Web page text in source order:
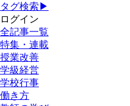
タグ検索▶
ログイン
全記事一覧
特集・連載
授業改善
学級経営
学校行事
働き方